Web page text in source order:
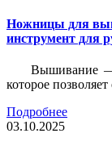
Ножницы для
инструмент для
Вышивание —
которое
Подробнее
03.10.2025